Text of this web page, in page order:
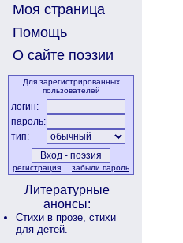
Моя страница
Помощь
О сайте поэзии
Для зарегистрированных
пользователей
логин:
пароль:
тип:
регистрация забыли пароль
Литературные
анонсы:
Стихи в прозе, стихи
для детей.